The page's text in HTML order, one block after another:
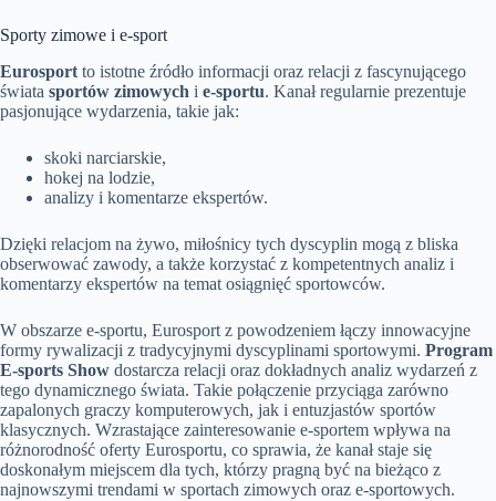
Sporty zimowe i e-sport
Eurosport to istotne źródło informacji oraz relacji z fascynującego
świata sportów zimowych i e-sportu. Kanał regularnie prezentuje
pasjonujące wydarzenia, takie jak:
skoki narciarskie,
hokej na lodzie,
analizy i komentarze ekspertów.
Dzięki relacjom na żywo, miłośnicy tych dyscyplin mogą z bliska
obserwować zawody, a także korzystać z kompetentnych analiz i
komentarzy ekspertów na temat osiągnięć sportowców.
W obszarze e-sportu, Eurosport z powodzeniem łączy innowacyjne
formy rywalizacji z tradycyjnymi dyscyplinami sportowymi. Program
E-sports Show dostarcza relacji oraz dokładnych analiz wydarzeń z
tego dynamicznego świata. Takie połączenie przyciąga zarówno
zapalonych graczy komputerowych, jak i entuzjastów sportów
klasycznych. Wzrastające zainteresowanie e-sportem wpływa na
różnorodność oferty Eurosportu, co sprawia, że kanał staje się
doskonałym miejscem dla tych, którzy pragną być na bieżąco z
najnowszymi trendami w sportach zimowych oraz e-sportowych.